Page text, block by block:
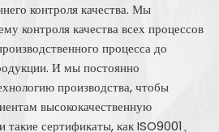
контроля качества. Мы
контроля качества всех процессов
процесса до
И мы постоянно
производства, чтобы
высококачественную
сертификаты, как ISO9001、